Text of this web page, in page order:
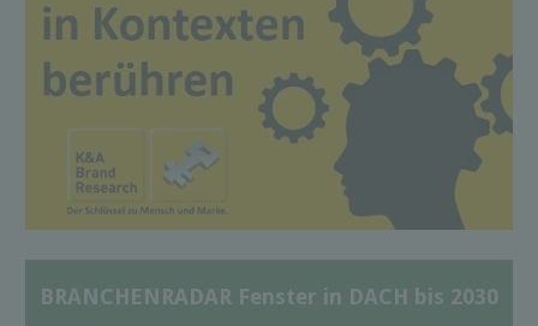
BRANCHENRADAR Fenster in DACH bis 2030